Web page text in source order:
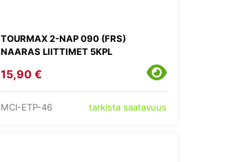
TOURMAX 2-NAP 090 (FRS)
NAARAS LIITTIMET 5KPL
15,90 €
MCI-ETP-46 tarkista saatavuus